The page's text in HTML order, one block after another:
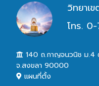
วิทยาเ
โทร.
140 ถ.กาญจนวนิช ม.4
จ.สงขลา 90000
แผนที่ตั้ง